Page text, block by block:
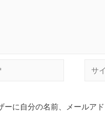
ーに自分の名前、メールア